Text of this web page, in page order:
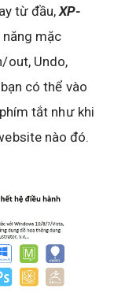
từ đầu,XP-
mặc
out, Undo,
có thể vào
tắt như khi
nào đó.